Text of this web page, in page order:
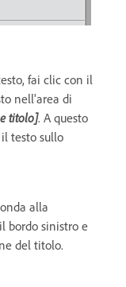
fai clic con il
nell'area di
titolo]. A questo
testo sullo
alla
bordo sinistro e
del titolo.